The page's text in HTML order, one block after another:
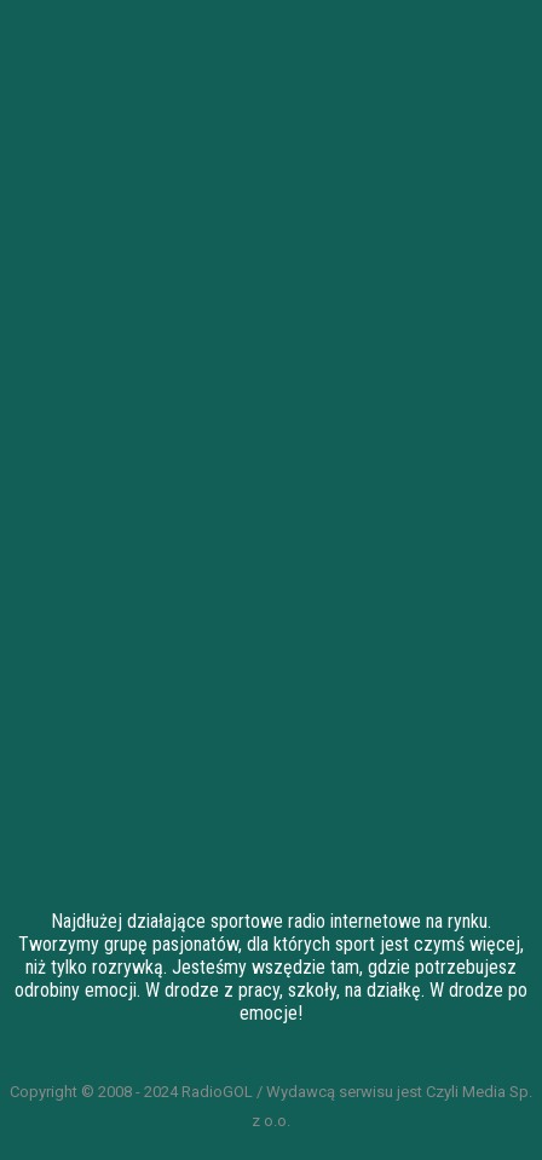
Najdłużej działające sportowe radio internetowe na rynku.
Tworzymy grupę pasjonatów, dla których sport jest czymś więcej,
niż tylko rozrywką. Jesteśmy wszędzie tam, gdzie potrzebujesz
odrobiny emocji. W drodze z pracy, szkoły, na działkę. W drodze po
emocje!
Copyright © 2008 - 2024 RadioGOL / Wydawcą serwisu jest Czyli Media Sp.
z o.o.